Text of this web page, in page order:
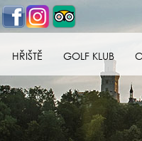
HŘIŠTĚ GOLF KLUB